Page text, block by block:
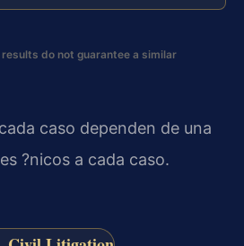
do not guarantee a similar
caso dependen de una
?nicos a cada caso.